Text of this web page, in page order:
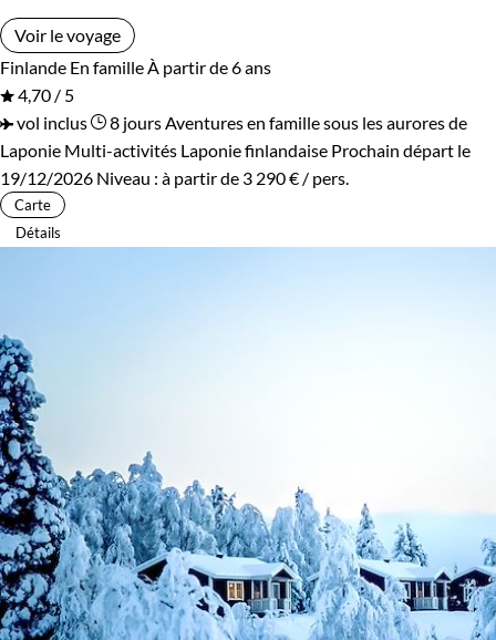
Environnement
Forêts, collines, rivières et lacs
Terres Polaires
Voir le voyage
Finlande En familleÀ partir de 6 ans
4,70 / 5
vol inclus
8 joursAventures en famille sous les aurores de
Laponie Multi-activités Laponie finlandaise Prochain départ le
19/12/2026 Niveau : à partir de 3 290 € / pers.
Carte
Détails